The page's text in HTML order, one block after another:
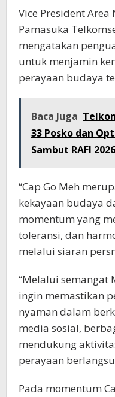
Vice President
Pamasuka
mengatakan
untuk menjamin
perayaan budaya
Baca Juga
33 Posko dan
Sambut RAFI 2026
“Cap Go Meh
kekayaan budaya
momentum yang
toleransi, dan
melalui siaran
“Melalui semangat
ingin memastikan
nyaman dalam
media sosial,
mendukung
perayaan
Pada momentum